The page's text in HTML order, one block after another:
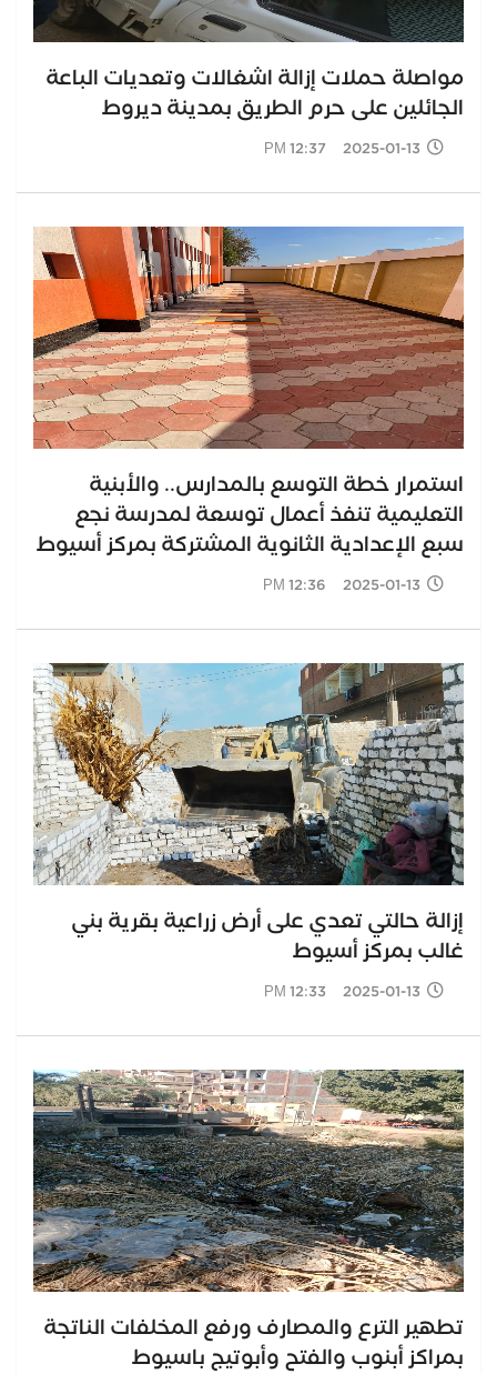
مواصلة حملات إزالة اشغالات وتعديات الباعة
الجائلين على حرم الطريق بمدينة ديروط
2025-01-13 12:37 PM
استمرار خطة التوسع بالمدارس.. والأبنية
التعليمية تنفذ أعمال توسعة لمدرسة نجع
سبع الإعدادية الثانوية المشتركة بمركز أسيوط
2025-01-13 12:36 PM
إزالة حالتي تعدي على أرض زراعية بقرية بني
غالب بمركز أسيوط
2025-01-13 12:33 PM
تطهير الترع والمصارف ورفع المخلفات الناتجة
بمراكز أبنوب والفتح وأبوتيج باسيوط